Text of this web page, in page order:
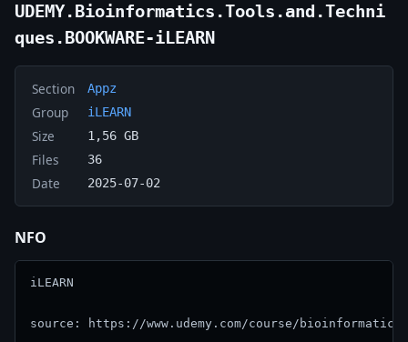
UDEMY.Bioinformatics.Tools.and.Techni
ques.BOOKWARE-iLEARN
Section Appz
Group iLEARN
Size 1,56 GB
Files 36
Date 2025-07-02
NFO
iLEARN
source: https://www.udemy.com/course/